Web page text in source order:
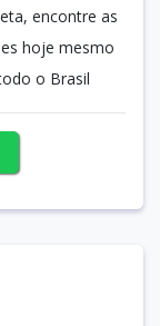
encontre as
hoje mesmo
o Brasil